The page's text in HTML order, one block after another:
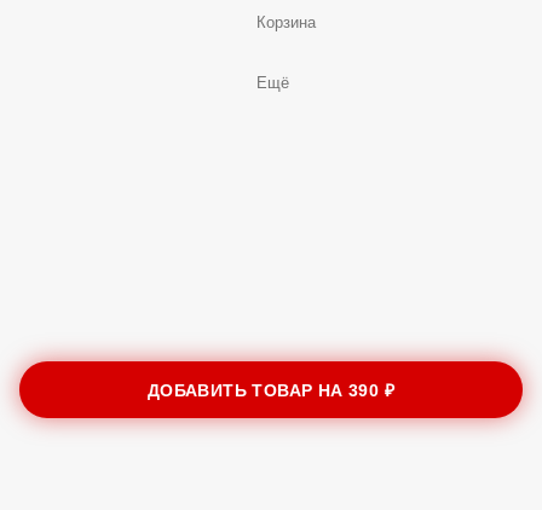
ДОБАВИТЬ ТОВАР НА390 ₽
Корзина
Ещё